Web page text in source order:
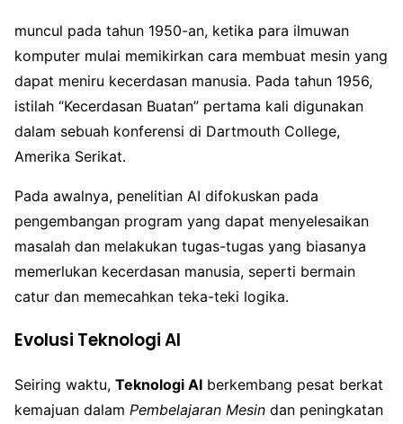
muncul pada tahun 1950-an, ketika para ilmuwan
komputer mulai memikirkan cara membuat mesin yang
dapat meniru kecerdasan manusia. Pada tahun 1956,
istilah “Kecerdasan Buatan” pertama kali digunakan
dalam sebuah konferensi di Dartmouth College,
Amerika Serikat.
Pada awalnya, penelitian AI difokuskan pada
pengembangan program yang dapat menyelesaikan
masalah dan melakukan tugas-tugas yang biasanya
memerlukan kecerdasan manusia, seperti bermain
catur dan memecahkan teka-teki logika.
Evolusi Teknologi AI
Seiring waktu, Teknologi AI berkembang pesat berkat
kemajuan dalam Pembelajaran Mesin dan peningkatan